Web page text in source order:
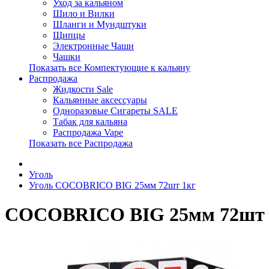
Уход за кальяном
Шило и Вилки
Шланги и Мундштуки
Щипцы
Электронные Чаши
Чашки
Показать все Компектующие к кальяну
Распродажа
Жидкости Sale
Кальянные аксессуары
Одноразовые Сигареты SALE
Табак для кальяна
Распродажа Vape
Показать все Распродажа
Уголь
Уголь COCOBRICO BIG 25мм 72шт 1кг
COCOBRICO BIG 25мм 72шт